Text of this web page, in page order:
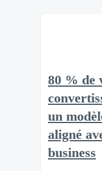
80 % de
un
aligné
business